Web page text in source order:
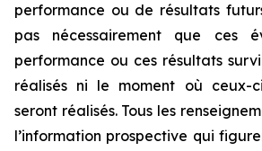
performance ou de résultats
pas nécessairement que ces
performance ou ces résultats
réalisés ni le moment où ceux-
seront réalisés. Tous les
l’information prospective qui